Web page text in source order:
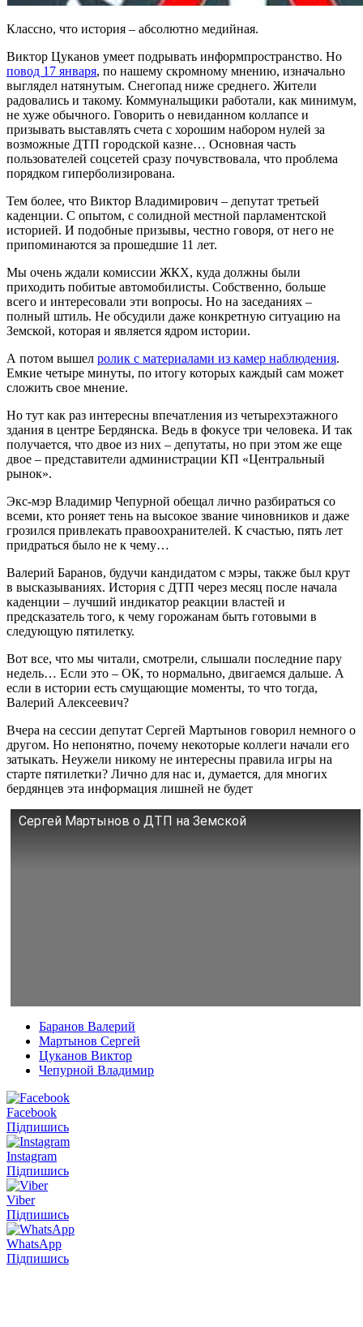
Классно, что история – абсолютно медийная.
Виктор Цуканов умеет подрывать информпространство. Но
повод 17 января, по нашему скромному мнению, изначально
выглядел натянутым. Снегопад ниже среднего. Жители
радовались и такому. Коммунальщики работали, как минимум,
не хуже обычного. Говорить о невиданном коллапсе и
призывать выставлять счета с хорошим набором нулей за
возможные ДТП городской казне… Основная часть
пользователей соцсетей сразу почувствовала, что проблема
порядком гиперболизирована.
Тем более, что Виктор Владимирович – депутат третьей
каденции. С опытом, с солидной местной парламентской
историей. И подобные призывы, честно говоря, от него не
припоминаются за прошедшие 11 лет.
Мы очень ждали комиссии ЖКХ, куда должны были
приходить побитые автомобилисты. Собственно, больше
всего и интересовали эти вопросы. Но на заседаниях –
полный штиль. Не обсудили даже конкретную ситуацию на
Земской, которая и является ядром истории.
А потом вышел ролик с материалами из камер наблюдения.
Емкие четыре минуты, по итогу которых каждый сам может
сложить свое мнение.
Но тут как раз интересны впечатления из четырехэтажного
здания в центре Бердянска. Ведь в фокусе три человека. И так
получается, что двое из них – депутаты, но при этом же еще
двое – представители администрации КП «Центральный
рынок».
Экс-мэр Владимир Чепурной обещал лично разбираться со
всеми, кто роняет тень на высокое звание чиновников и даже
грозился привлекать правоохранителей. К счастью, пять лет
придраться было не к чему…
Валерий Баранов, будучи кандидатом с мэры, также был крут
в высказываниях. История с ДТП через месяц после начала
каденции – лучший индикатор реакции властей и
предсказатель того, к чему горожанам быть готовыми в
следующую пятилетку.
Вот все, что мы читали, смотрели, слышали последние пару
недель… Если это – ОК, то нормально, двигаемся дальше. А
если в истории есть смущающие моменты, то что тогда,
Валерий Алексеевич?
Вчера на сессии депутат Сергей Мартынов говорил немного о
другом. Но непонятно, почему некоторые коллеги начали его
затыкать. Неужели никому не интересны правила игры на
старте пятилетки? Лично для нас и, думается, для многих
бердянцев эта информация лишней не будет
Сергей Мартынов о ДТП на Земской
Баранов Валерий
Мартынов Сергей
Цуканов Виктор
Чепурной Владимир
Facebook
Підпишись
Instagram
Підпишись
Viber
Підпишись
WhatsApp
Підпишись